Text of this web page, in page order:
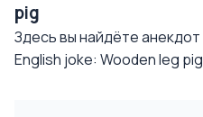
pig
Здесь вы найдёте
English joke: Wooden leg